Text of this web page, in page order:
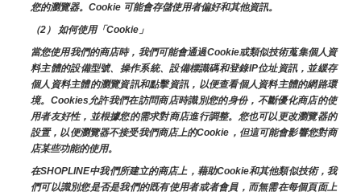
您的瀏覽器。Cookie 可能會存儲使用者偏好和其他資訊。
（2） 如何使用「Cookie」
當您使用我們的商店時，我們可能會通過Cookie或類似技術蒐集個人資
料主體的設備型號、操作系統、設備標識碼和登錄IP位址資訊，並緩存
個人資料主體的瀏覽資訊和點擊資訊，以便查看個人資料主體的網路環
境。Cookies允許我們在訪問商店時識別您的身份，不斷優化商店的使
用者友好性，並根據您的需求對商店進行調整。您也可以更改瀏覽器的
設置，以便瀏覽器不接受我們商店上的Cookie，但這可能會影響您對商
店某些功能的使用。
在SHOPLINE中我們所建立的商店上，藉助Cookie和其他類似技術，我
們可以識別您是否是我們的既有使用者或者會員，而無需在每個頁面上